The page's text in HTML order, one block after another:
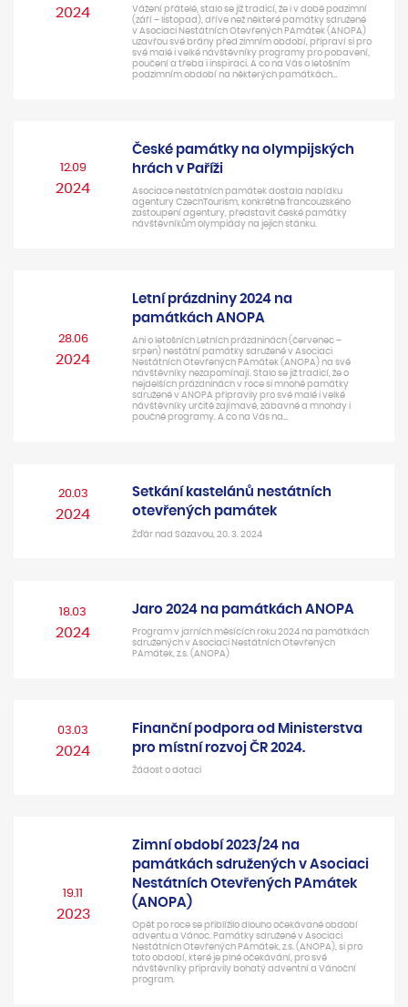
2024
Vážení přátelé, stalo se již tradicí, že i v době podzimní
(září – listopad), dříve než některé památky sdružené
v Asociaci Nestátních Otevřených PAmátek (ANOPA)
uzavřou své brány před zimním období, připraví si pro
své malé i velké návštěvníky programy pro pobavení,
poučení a třeba i inspiraci. A co na Vás o letošním
podzimním období na některých památkách…
12.09
2024
České památky na olympijských
hrách v Paříži
Asociace nestátních památek dostala nabídku
agentury CzechTourism, konkrétně francouzského
zastoupení agentury, představit české památky
návštěvníkům olympiády na jejich stánku.
28.06
2024
Letní prázdniny 2024 na
památkách ANOPA
Ani o letošních Letních prázdninách (červenec –
srpen) nestátní památky sdružené v Asociaci
Nestátních Otevřených PAmátek (ANOPA) na své
návštěvníky nezapomínají. Stalo se již tradicí, že o
nejdelších prázdninách v roce si mnohé památky
sdružené v ANOPA připravily pro své malé i velké
návštěvníky určitě zajímavé, zábavné a mnohdy i
poučné programy. A co na Vás na…
20.03
2024
Setkání kastelánů nestátních
otevřených památek
Žďár nad Sázavou, 20. 3. 2024
18.03
2024
Jaro 2024 na památkách ANOPA
Program v jarních měsících roku 2024 na památkách
sdružených v Asociaci Nestátních Otevřených
PAmátek, z.s. (ANOPA)
03.03
2024
Finanční podpora od Ministerstva
pro místní rozvoj ČR 2024.
Žádost o dotaci
19.11
2023
Zimní období 2023/24 na
památkách sdružených v Asociaci
Nestátních Otevřených PAmátek
(ANOPA)
Opět po roce se přiblížilo dlouho očekávané období
adventu a Vánoc. Památky sdružené v Asociaci
Nestátních Otevřených PAmátek, z.s. (ANOPA), si pro
toto období, které je plné očekávání, pro své
návštěvníky připravily bohatý adventní a Vánoční
program.